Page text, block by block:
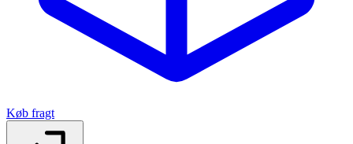
Køb fragt